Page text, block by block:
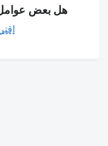
هل بعض عوامل